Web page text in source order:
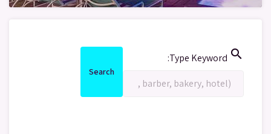
search
Search
Search